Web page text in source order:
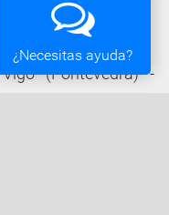
(Pontevedra) -
¿Necesitas ayuda?